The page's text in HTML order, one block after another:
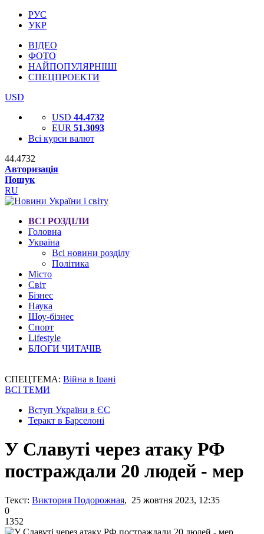
РУС
УКР
ВІДЕО
ФОТО
НАЙПОПУЛЯРНІШІ
СПЕЦПРОЕКТИ
USD
USD 44.4732
EUR 51.3093
Всі курси валют
44.4732
Авторизація
Пошук
RU
ВСІ РОЗДІЛИ
Головна
Україна
Всі новини розділу
Політика
Місто
Світ
Бізнес
Наука
Шоу-бізнес
Спорт
Lifestyle
БЛОГИ ЧИТАЧІВ
СПЕЦТЕМА: Війна в Ірані
ВСІ ТЕМИ
Вступ України в ЄС
Теракт в Барселоні
У Славуті через атаку РФ
постраждали 20 людей - мер
Текст: Виктория Подорожная, 25 жовтня 2023, 12:35
0
1352